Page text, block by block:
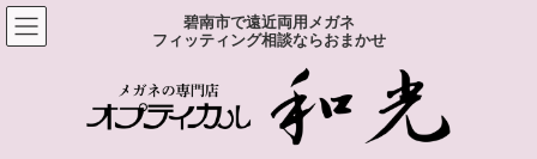
コ
ン
テ
ナ
ビ
ゲ
碧南市で遠近両用メガネ
フィッティング相談ならおまかせ